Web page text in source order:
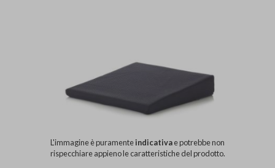
L'immagine è puramenteindicativae potrebbe non
rispecchiare appieno le caratteristiche del prodotto.